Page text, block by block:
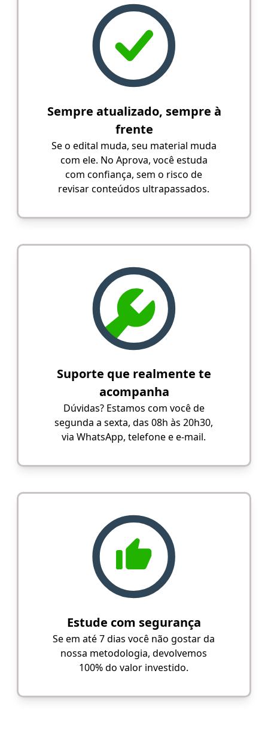
Sempre atualizado, sempre à
frente
Se o edital muda, seu material muda
com ele. No Aprova, você estuda
com confiança, sem o risco de
revisar conteúdos ultrapassados.
Suporte que realmente te
acompanha
Dúvidas? Estamos com você de
segunda a sexta, das 08h às 20h30,
via WhatsApp, telefone e e-mail.
Estude com segurança
Se em até 7 dias você não gostar da
nossa metodologia, devolvemos
100% do valor investido.